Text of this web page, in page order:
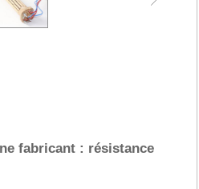
fabricant : résistance